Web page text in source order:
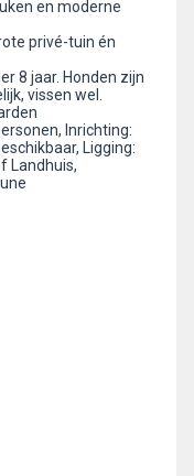
en moderne
privé-tuin én
8 jaar. Honden zijn
vissen wel.
Inrichting:
Ligging:
Landhuis,